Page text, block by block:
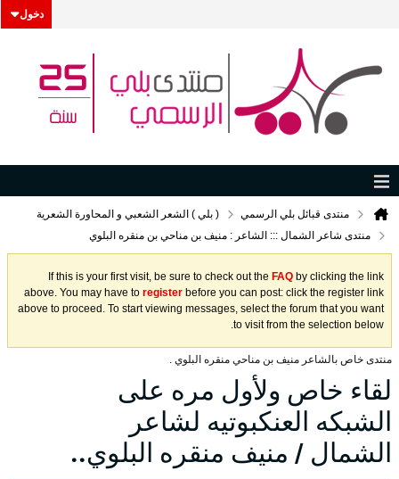
دخول
منتدى قبائل بلي الرسمي
( بلي ) الشعر الشعبي و المحاورة الشعرية
منتدى شاعر الشمال ::: الشاعر : منيف بن مناحي بن منقره البلوي
If this is your first visit, be sure to check out the FAQ by clicking the link
above. You may have to register before you can post: click the register link
above to proceed. To start viewing messages, select the forum that you want
to visit from the selection below.
منتدى خاص بالشاعر منيف بن مناحي منقره البلوي .
لقاء خاص ولأول مره على
الشبكه العنكبوتيه لشاعر
الشمال / منيف منقره البلوي..